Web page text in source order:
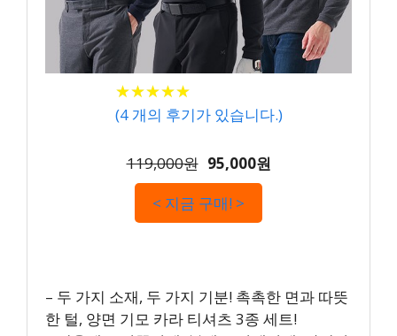
★★★★★
★★★★★
(4개의 후기가 있습니다.)
119,000원 95,000원
< 지금 구매! >
– 두 가지 소재, 두 가지 기분! 촉촉한 면과 따뜻
한 털, 양면 기모 카라 티셔츠 3종 세트!